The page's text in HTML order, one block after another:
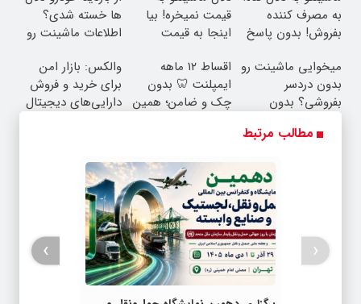
به مصرف کننده
بفروش! بدون پاسخ
قیمت نمیخره! بیا
اینجا به قیمت
واقعی*
ها خسته شدی؟
اطلاعات ماشینت رو
میخوایی ماشینت رو
بدون دردسر
بفروشی؟ بدون
اقساط ۱۲ ماهه
ایمپلنت 🦷 بدون
چک و ضامن؛ همین
والکس: بازار امن
برای خرید و فروش
دارایی‌های دیجیتال
مطالب مرتبط
‹
›